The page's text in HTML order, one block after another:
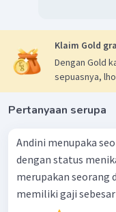
Klaim Gold
Dengan Gold
sepuasnya,
Pertanyaan serupa
Andini menupaka
dengan status
merupakan seorang
memiliki gaji sebesar